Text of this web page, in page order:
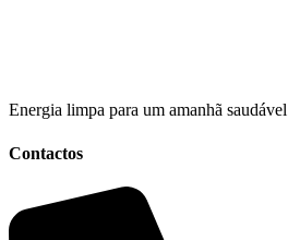
Energia limpa para um amanhã saudável
Contactos